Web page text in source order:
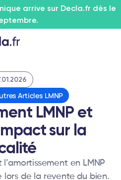
arrive sur Decla.fr dès le
Articles LMNP
LMNP et
sur la
en LMNP
lors de la revente du bien.